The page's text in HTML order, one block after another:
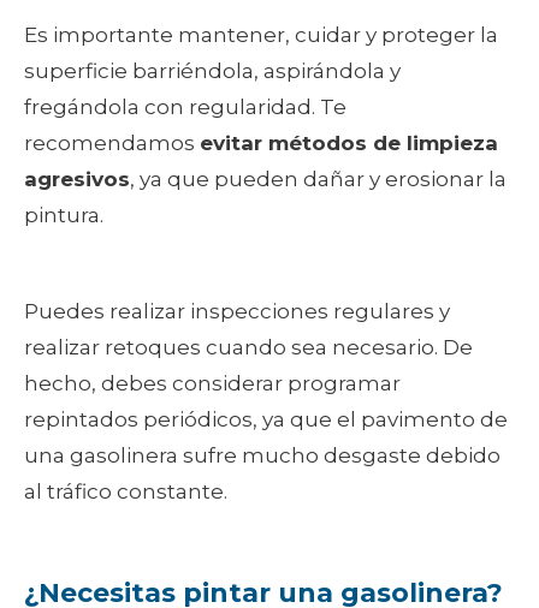
Es importante mantener, cuidar y proteger la
superficie barriéndola, aspirándola y
fregándola con regularidad. Te
recomendamos evitar métodos de limpieza
agresivos, ya que pueden dañar y erosionar la
pintura.
Puedes realizar inspecciones regulares y
realizar retoques cuando sea necesario. De
hecho, debes considerar programar
repintados periódicos, ya que el pavimento de
una gasolinera sufre mucho desgaste debido
al tráfico constante.
¿Necesitas pintar una gasolinera?